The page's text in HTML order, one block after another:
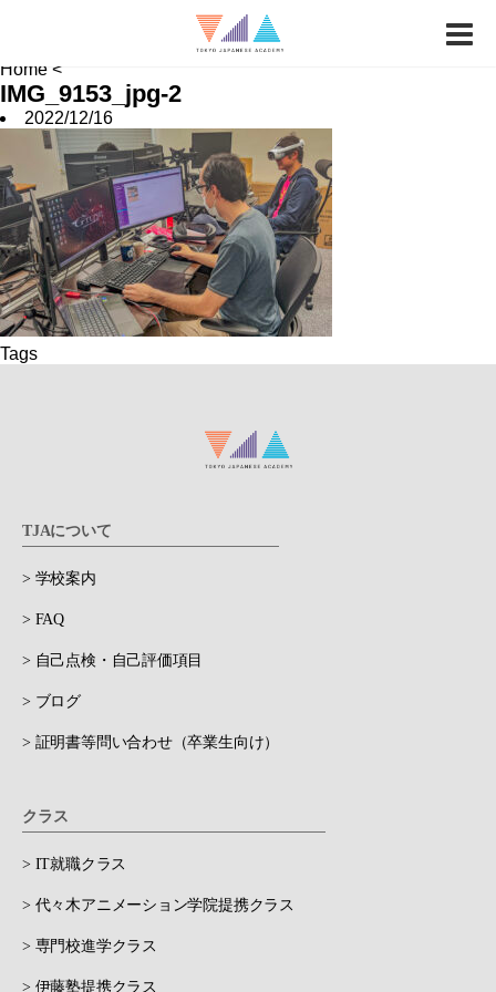
Home <
IMG_9153_jpg-2
2022/12/16
Tags
TJAについて
> 学校案内
> FAQ
> 自己点検・自己評価項目
> ブログ
> 証明書等問い合わせ（卒業生向け）
クラス
> IT就職クラス
> 代々木アニメーション学院提携クラス
> 専門校進学クラス
> 伊藤塾提携クラス